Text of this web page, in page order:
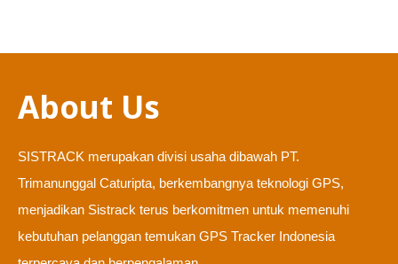
About Us
SISTRACK merupakan divisi usaha dibawah PT.
Trimanunggal Caturipta, berkembangnya teknologi GPS,
menjadikan Sistrack terus berkomitmen untuk memenuhi
kebutuhan pelanggan temukan GPS Tracker Indonesia